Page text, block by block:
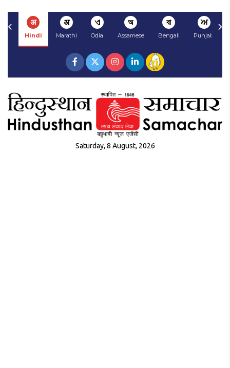
अ
Hindi
अ
Marathi
ଏ
Odia
অ
Assamese
বা
Bengali
ਅ
Punjabi
Saturday, 8 August, 2026